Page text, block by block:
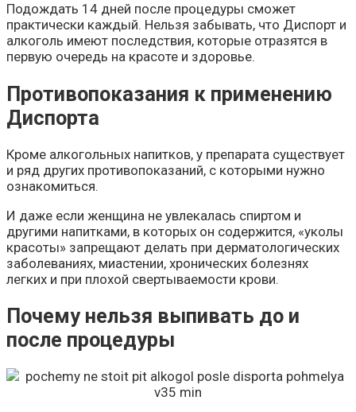
Подождать 14 дней после процедуры сможет
практически каждый. Нельзя забывать, что Диспорт и
алкоголь имеют последствия, которые отразятся в
первую очередь на красоте и здоровье.
Противопоказания к применению
Диспорта
Кроме алкогольных напитков, у препарата существует
и ряд других противопоказаний, с которыми нужно
ознакомиться.
И даже если женщина не увлекалась спиртом и
другими напитками, в которых он содержится, «уколы
красоты» запрещают делать при дерматологических
заболеваниях, миастении, хронических болезнях
легких и при плохой свертываемости крови.
Почему нельзя выпивать до и
после процедуры